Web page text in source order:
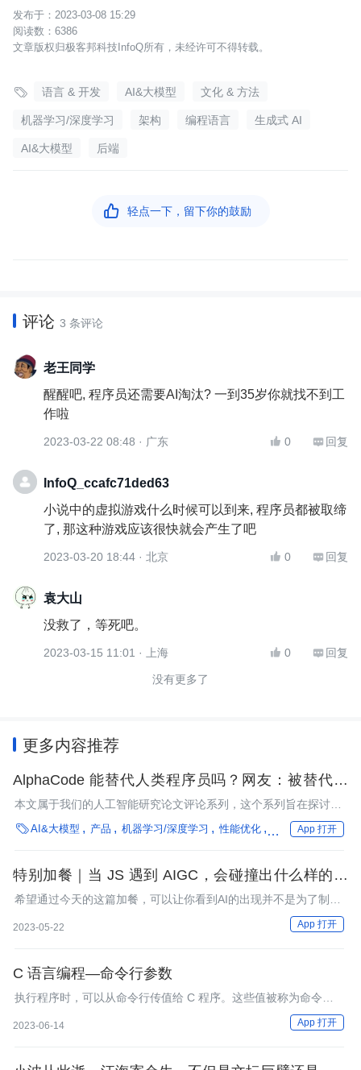
2023-03-08 15:29
6386
文章版权归极客邦科技InfoQ所有，未经许可不得转载。
 语言 & 开发 AI&大模型 文化 & 方法
机器学习/深度学习 架构 编程语言 生成式 AI
AI&大模型 后端
 轻点一下，留下你的鼓励
评论 3 条评论
老王同学
醒醒吧, 程序员还需要AI淘汰? 一到35岁你就找不到工
作啦
2023-03-22 08:48 · 广东  0  回复
InfoQ_ccafc71ded63
小说中的虚拟游戏什么时候可以到来, 程序员都被取缔
了, 那这种游戏应该很快就会产生了吧
2023-03-20 18:44 · 北京  0  回复
袁大山
没救了，等死吧。
2023-03-15 11:01 · 上海  0  回复
没有更多了
更多内容推荐
AlphaCode 能替代人类程序员吗？网友：被替代也
挺好，这样就可以少写代码多开会了
本文属于我们的人工智能研究论文评论系列，这个系列旨在探讨人
工智能领域的最新研究成果。是最新的人工智能研究实验室。
AI&大模型 产品 机器学习/深度学习 性能优化 编程语言 数字人
App 打开
特别加餐｜当 JS 遇到 AIGC，会碰撞出什么样的火
花？
希望通过今天的这篇加餐，可以让你看到AI的出现并不是为了制造
焦虑，相反，它可以提高我们的生产力，让我们将更多的时间用于
学习、思考并创造更有价值的应用。
2023-05-22 App 打开
C 语言编程—命令行参数
执行程序时，可以从命令行传值给 C 程序。这些值被称为命令行
参数，它们对程序很重要，特别是当您想从外部控制程序，而不是
在代码内对这些值进行硬编码时，就显得尤为重要了。
2023-06-14 App 打开